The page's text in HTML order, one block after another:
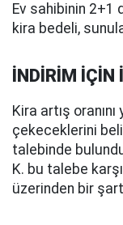
Ev sahibinin 2+1
kira bedeli,
İNDİRİM İÇİN
Kira artış
çekeceklerini
talebinde
K. bu talebe
üzerinden bir